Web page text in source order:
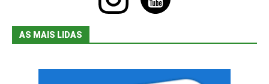
AS MAIS LIDAS